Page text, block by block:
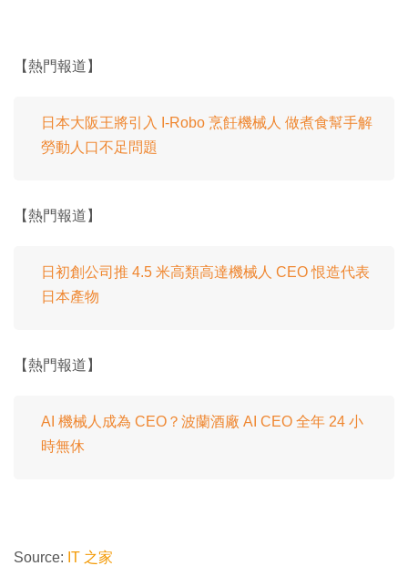
【熱門報道】
日本大阪王將引入 I-Robo 烹飪機械人 做煮食幫手解
勞動人口不足問題
【熱門報道】
日初創公司推 4.5 米高類高達機械人 CEO 恨造代表
日本產物
【熱門報道】
AI 機械人成為 CEO？波蘭酒廠 AI CEO 全年 24 小
時無休
Source: IT 之家